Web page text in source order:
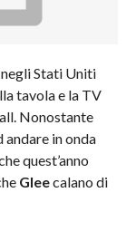
Stati Uniti
tavola e la TV
Nonostante
in onda
quest’anno
Gleecalano di